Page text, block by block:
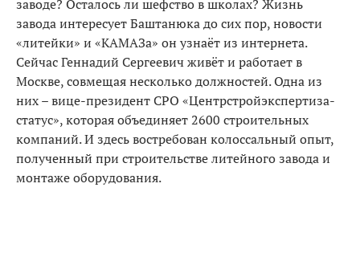
заводе? Осталось ли шефство в школах? Жизнь
завода интересует Баштанюка до сих пор, новости
«литейки» и «КАМАЗа» он узнаёт из интернета.
Сейчас Геннадий Сергеевич живёт и работает в
Москве, совмещая несколько должностей. Одна из
них – вице-президент СРО «Центрстройэкспертиза-
статус», которая объединяет 2600 строительных
компаний. И здесь востребован колоссальный опыт,
полученный при строительстве литейного завода и
монтаже оборудования.